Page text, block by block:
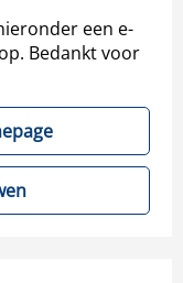
een e-
Bedankt voor